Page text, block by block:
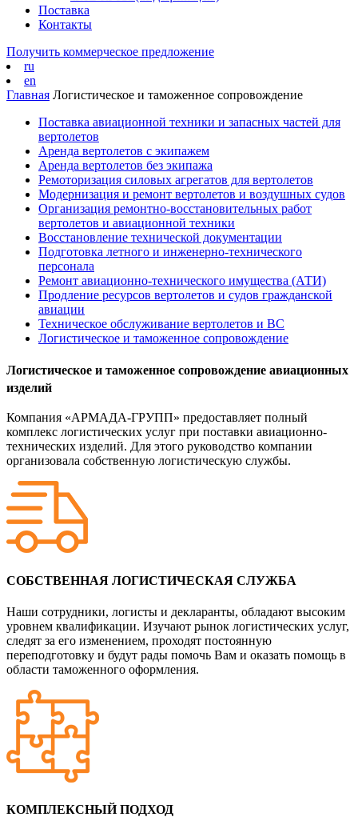
Поставка
Контакты
Получить коммерческое предложение
ru
en
Главная Логистическое и таможенное сопровождение
Поставка авиационной техники и запасных частей для
вертолетов
Аренда вертолетов с экипажем
Аренда вертолетов без экипажа
Ремоторизация силовых агрегатов для вертолетов
Модернизация и ремонт вертолетов и воздушных судов
Организация ремонтно-восстановительных работ
вертолетов и авиационной техники
Восстановление технической документации
Подготовка летного и инженерно-технического
персонала
Ремонт авиационно-технического имущества (АТИ)
Продление ресурсов вертолетов и судов гражданской
авиации
Техническое обслуживание вертолетов и ВС
Логистическое и таможенное сопровождение
Логистическое и таможенное сопровождение авиационных
изделий
Компания «АРМАДА-ГРУПП» предоставляет полный
комплекс логистических услуг при поставки авиационно-
технических изделий. Для этого руководство компании
организовала собственную логистическую службы.
СОБСТВЕННАЯ ЛОГИСТИЧЕСКАЯ СЛУЖБА
Наши сотрудники, логисты и декларанты, обладают высоким
уровнем квалификации. Изучают рынок логистических услуг,
следят за его изменением, проходят постоянную
переподготовку и будут рады помочь Вам и оказать помощь в
области таможенного оформления.
КОМПЛЕКСНЫЙ ПОДХОД